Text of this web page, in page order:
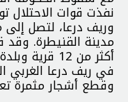
نفذت قوات الاحتلال
وريف درعا، لتصل
مدينة القنيطرة.
أكثر من 12
في ريف درعا الغربي
وقطع أشجار مثمرة